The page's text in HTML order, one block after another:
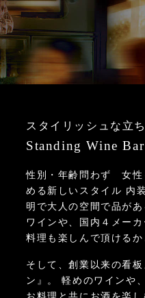
スタイリッシュな立
Standing Wine Bar
性別・年齢問わず 女性
める新しいスタイル 内
明で大人の空間で品があ
ワインや、国内４メー
料理も楽しんで頂けるか
そして、創業以来の看
ン』。
軽めのワインや